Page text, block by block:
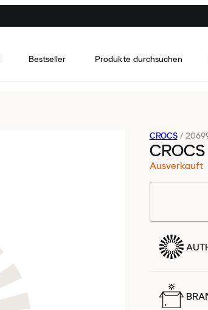
Bestseller Produkte durchsuchen
CROCS /
Ausverkauft